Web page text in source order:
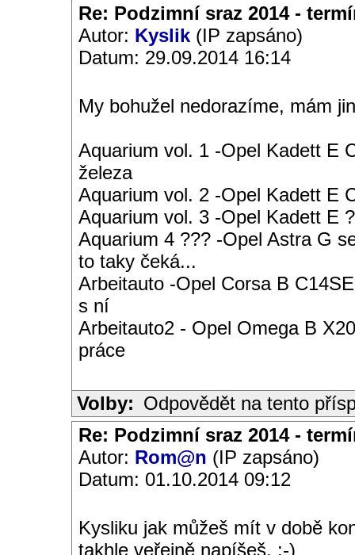
Re: Podzimní sraz 2014 -
Autor: Kyslik (IP zapsáno)
Datum: 29.09.2014 16:14
My bohužel nedorazíme, mám
Aquarium vol. 1 -Opel Kadett E
železa
Aquarium vol. 2 -Opel Kadett E
Aquarium vol. 3 -Opel Kadett E
Aquarium 4 ??? -Opel Astra G
to taky čeká...
Arbeitauto -Opel Corsa B
s ní
Arbeitauto2 - Opel Omega B
práce
Volby: Odpovědět na tento
Re: Podzimní sraz 2014 -
Autor: Rom@n (IP zapsáno)
Datum: 01.10.2014 09:12
Kysliku jak můžeš mít v době
takhle veřejně napíšeš. :-)